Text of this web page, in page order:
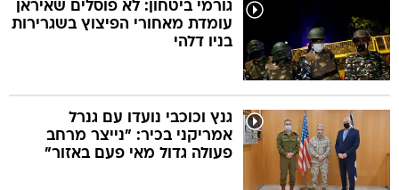
גורמי ביטחון: לא פוסלים שאיראן
עומדת מאחורי הפיצוץ בשגרירות
בניו דלהי
גנץ וכוכבי נועדו עם גנרל
אמריקני בכיר: "נייצר מרחב
פעולה גדול מאי פעם באזור"